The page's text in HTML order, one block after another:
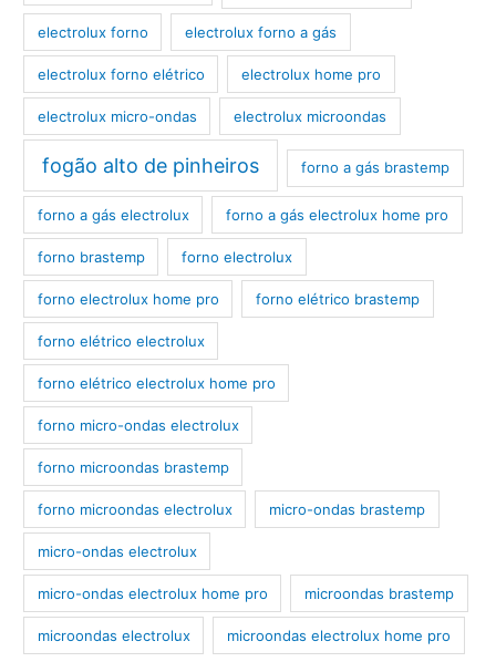
electrolux forno electrolux forno a gás
electrolux forno elétrico electrolux home pro
electrolux micro-ondas electrolux microondas
fogão alto de pinheiros forno a gás brastemp
forno a gás electrolux forno a gás electrolux home pro
forno brastemp forno electrolux
forno electrolux home pro forno elétrico brastemp
forno elétrico electrolux
forno elétrico electrolux home pro
forno micro-ondas electrolux
forno microondas brastemp
forno microondas electrolux micro-ondas brastemp
micro-ondas electrolux
micro-ondas electrolux home pro microondas brastemp
microondas electrolux microondas electrolux home pro